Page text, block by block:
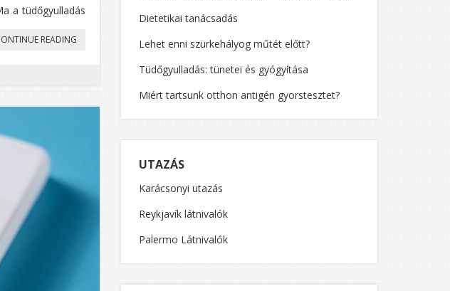
a tüdőgyulladás
READING „TÜDŐGYULLADÁS:
Dietetikai tanácsadás
Lehet enni szürkehályog műtét előtt?
Tüdőgyulladás: tünetei és gyógyítása
Miért tartsunk otthon antigén gyorstesztet?
UTAZÁS
Karácsonyi utazás
Reykjavík látnivalók
Palermo Látnivalók